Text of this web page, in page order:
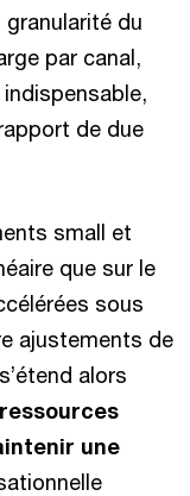
du
par canal,
de due
small et
que sur le
sous
ajustements de
alors
une